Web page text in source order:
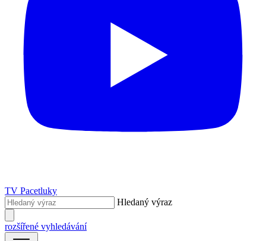
TV Pacetluky
Hledaný výraz
rozšířené vyhledávání